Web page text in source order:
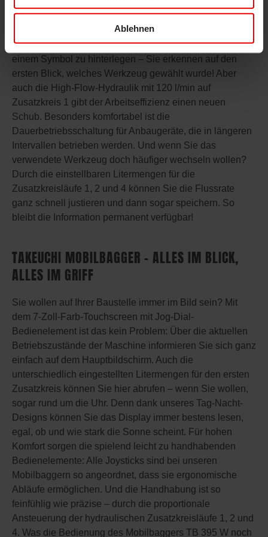
Ablehnen
So wird die Handhabung zum Beispiel noch einmal
deutlich leichter durch die Möglichkeit, die Flussrate für
drei verschiedene Anbauwerkzeuge einzustellen und mit
einem Symbol zu hinterlegen – Sie erkennen auf den
ersten Blick, welches Werkzeug gewählt wurde! Aber
auch die High-Flow-Hydraulik mit 120 l/min auf
Zusatzkreis 1 gibt der Arbeitseffizienz einen neuen
Schub. Besonders komfortabel ist die
Dauerbetriebsschaltung für Anbaugeräte, die in längeren
Intervallen betrieben werden. Und wenn Sie das
verwendete Werkzeug doch häufiger wechseln wollen?
Durch die einstellbaren Litermengen für die
Zusatzkreisläufe 1, 2 und 4 können Sie die Flussrate
ganz schnell justieren und dann sogar speichern. So
bleibt die Information permanent verfügbar!
TAKEUCHI MOBILBAGGER – ALLES IM BLICK,
ALLES IM GRIFF
Sie wollen auf Ihrer Baustelle immer im Bild sein? Mit
dem 7-Zoll-Farb-Touchscreen mit Jog-Dial-
Bedienelement ist das kein Problem: Über die aktuellen
Betriebszustände der Maschine informieren Sie sich ganz
einfach auf dem Hauptbildschirm. Auch die
unterschiedlich eingestellten Litermengen für den ersten
Zusatzkreis können Sie hier abrufen – wenn Sie wollen,
sogar rund um die Uhr. Denn dank unseres Tag-Nacht-
Designs können Sie das Display immer bestens lesen,
egal, ob und wie stark die Sonne scheint. Für hohen
Komfort sorgen die spielend leicht zu handhabenden
Bedienelemente: Alle Joysticks sind bei unseren
Mobilbaggern so angeordnet, dass sie ergonomische
Abläufe ermöglichen. Und die Handhabung ist so
feinfühlig wie präzise – durch die proportionale
Ansteuerung der hydraulischen Zusatzkreisläufe 1, 2 und
4. Was die Bedienung des Mobilbaggers TB 395 W noch